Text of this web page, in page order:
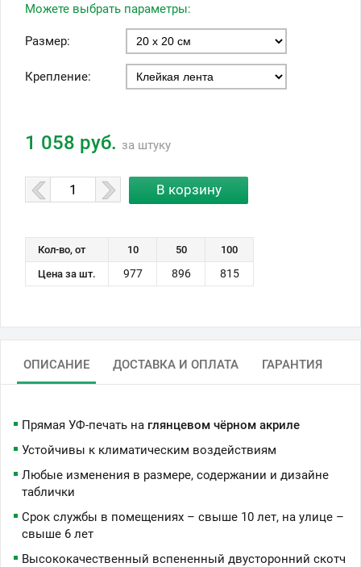
Можете выбрать параметры:
Размер:
Крепление:
1 058 руб. за штуку
Кол-во, от 10 50
100
Цена за шт.
977 896 815
ОПИСАНИЕ ДОСТАВКА И ОПЛАТА ГАРАНТИЯ
Прямая УФ-печать на глянцевом чёрном акриле
Устойчивы к климатическим воздействиям
Любые изменения в размере, содержании и дизайне
таблички
Срок службы в помещениях – свыше 10 лет, на улице –
свыше 6 лет
Высококачественный вспененный двусторонний скотч